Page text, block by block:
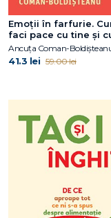
Emoții în farfurie.
faci pace cu tine și
farfuria ta
Ancuța Coman-
41.3 lei 59.00 lei